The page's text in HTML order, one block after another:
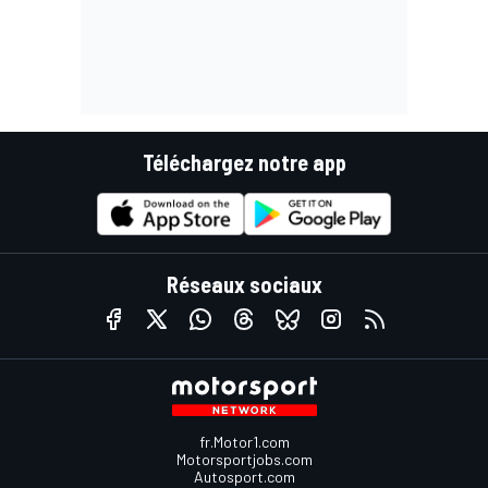
Téléchargez notre app
Réseaux sociaux
fr.Motor1.com
Motorsportjobs.com
Autosport.com